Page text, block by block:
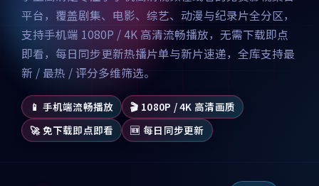
平台，覆盖剧集、电影、综艺、动漫与纪录片全分区，
支持手机端 1080P / 4K 高清流畅播放，无需下载即点
即看，每日同步更新热播片单与新片速递，全库支持最
新 / 最热 / 评分多维筛选。
📱 手机端流畅播放
🎬 1080P / 4K 高清画质
🚀 免下载即点即看
🆕 每日同步更新